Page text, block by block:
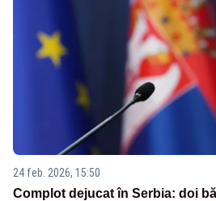
24 feb. 2026, 15:50
Complot dejucat în Serbia: doi